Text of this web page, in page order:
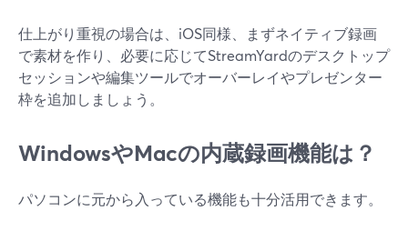
仕上がり重視の場合は、iOS同様、まずネイティブ録画
で素材を作り、必要に応じてStreamYardのデスクトップ
セッションや編集ツールでオーバーレイやプレゼンター
枠を追加しましょう。
WindowsやMacの内蔵録画機能は？
パソコンに元から入っている機能も十分活用できます。